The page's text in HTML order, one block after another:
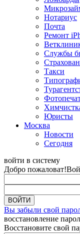
Нотариус
Почта
Ремонт
Службы
Такси
Юристы
Москва
Новости
Сегодня
войти в систему
Добро пожаловат!
Вы забыли свой
восстановление
Восстановите свой